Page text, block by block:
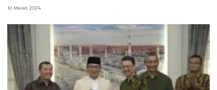
10 Maret 2024